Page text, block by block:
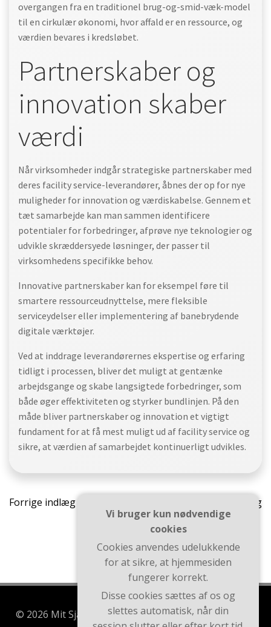
overgangen fra en traditionel brug-og-smid-væk-model
til en cirkulær økonomi, hvor affald er en ressource, og
værdien bevares i kredsløbet.
Partnerskaber og
innovation skaber
værdi
Når virksomheder indgår strategiske partnerskaber med
deres facility service-leverandører, åbnes der op for nye
muligheder for innovation og værdiskabelse. Gennem et
tæt samarbejde kan man sammen identificere
potentialer for forbedringer, afprøve nye teknologier og
udvikle skræddersyede løsninger, der passer til
virksomhedens specifikke behov.
Innovative partnerskaber kan for eksempel føre til
smartere ressourceudnyttelse, mere fleksible
serviceydelser eller implementering af banebrydende
digitale værktøjer.
Ved at inddrage leverandørernes ekspertise og erfaring
tidligt i processen, bliver det muligt at gentænke
arbejdsgange og skabe langsigtede forbedringer, som
både øger effektiviteten og styrker bundlinjen. På den
måde bliver partnerskaber og innovation et vigtigt
fundament for at få mest muligt ud af facility service og
sikre, at værdien af samarbejdet kontinuerligt udvikles.
Indlægsnavigation
Forrige indlæg Næste indlæg
© 2026 Mit Sjælland. Bygget ved at bruge WordPress
Vi bruger kun nødvendige
cookies
Cookies anvendes udelukkende
for at sikre, at hjemmesiden
fungerer korrekt.
Disse cookies sættes af os og
slettes automatisk, når din